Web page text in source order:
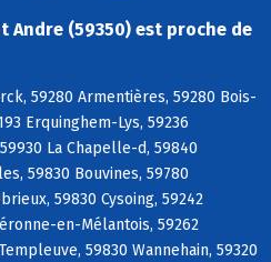
Andre (59350) est proche de
59280 Armentières, 59280 Bois-
Erquinghem-Lys, 59236
La Chapelle-d, 59840
59830 Bouvines, 59780
59830 Cysoing, 59242
en-Mélantois, 59262
59830 Wannehain, 59320